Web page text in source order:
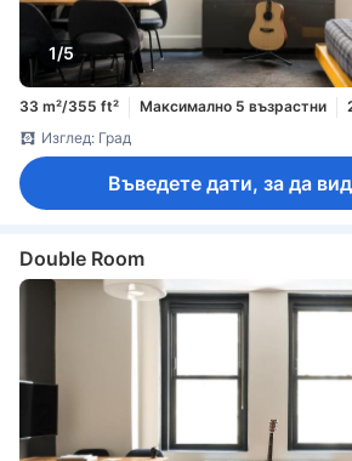
1/5
33 m²/355 ft² Максимално 5 възрастни
Изглед: Град
Въведете дати, за да
Double Room